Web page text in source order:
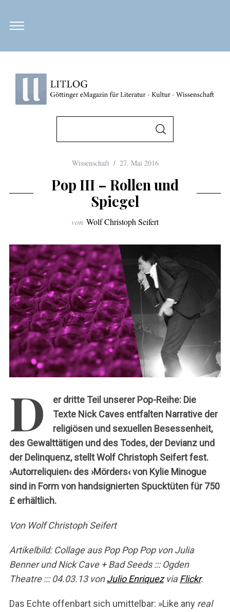
S
n
h
:
S
Wissenschaft 27. Mai 2016
Pop III – Rollen und
Spiegel
von Wolf Christoph Seifert
D
er dritte Teil unserer Pop-Reihe: Die
Texte Nick Caves entfalten Narrative der
religiösen und sexuellen Besessenheit,
des Gewalttätigen und des Todes, der Devianz und
der Delinquenz, stellt Wolf Christoph Seifert fest.
›Autorreliquien‹ des ›Mörders‹ von Kylie Minogue
sind in Form von handsignierten Spucktüten für 750
£ erhältlich.
Von Wolf Christoph Seifert
Artikelbild: Collage aus Pop Pop Pop von Julia
Benner und Nick Cave + Bad Seeds ::: Ogden
Theatre ::: 04.03.13 vonJulio EnriquezviaFlickr.
Das Echte offenbart sich umittelbar: »Like any real